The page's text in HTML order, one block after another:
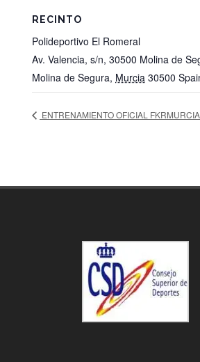
RECINTO
Polideportivo El Romeral
Av. Valencia, s/n, 30500 Molina de
Molina de Segura, Murcia 30500
ENTRENAMIENTO OFICIAL